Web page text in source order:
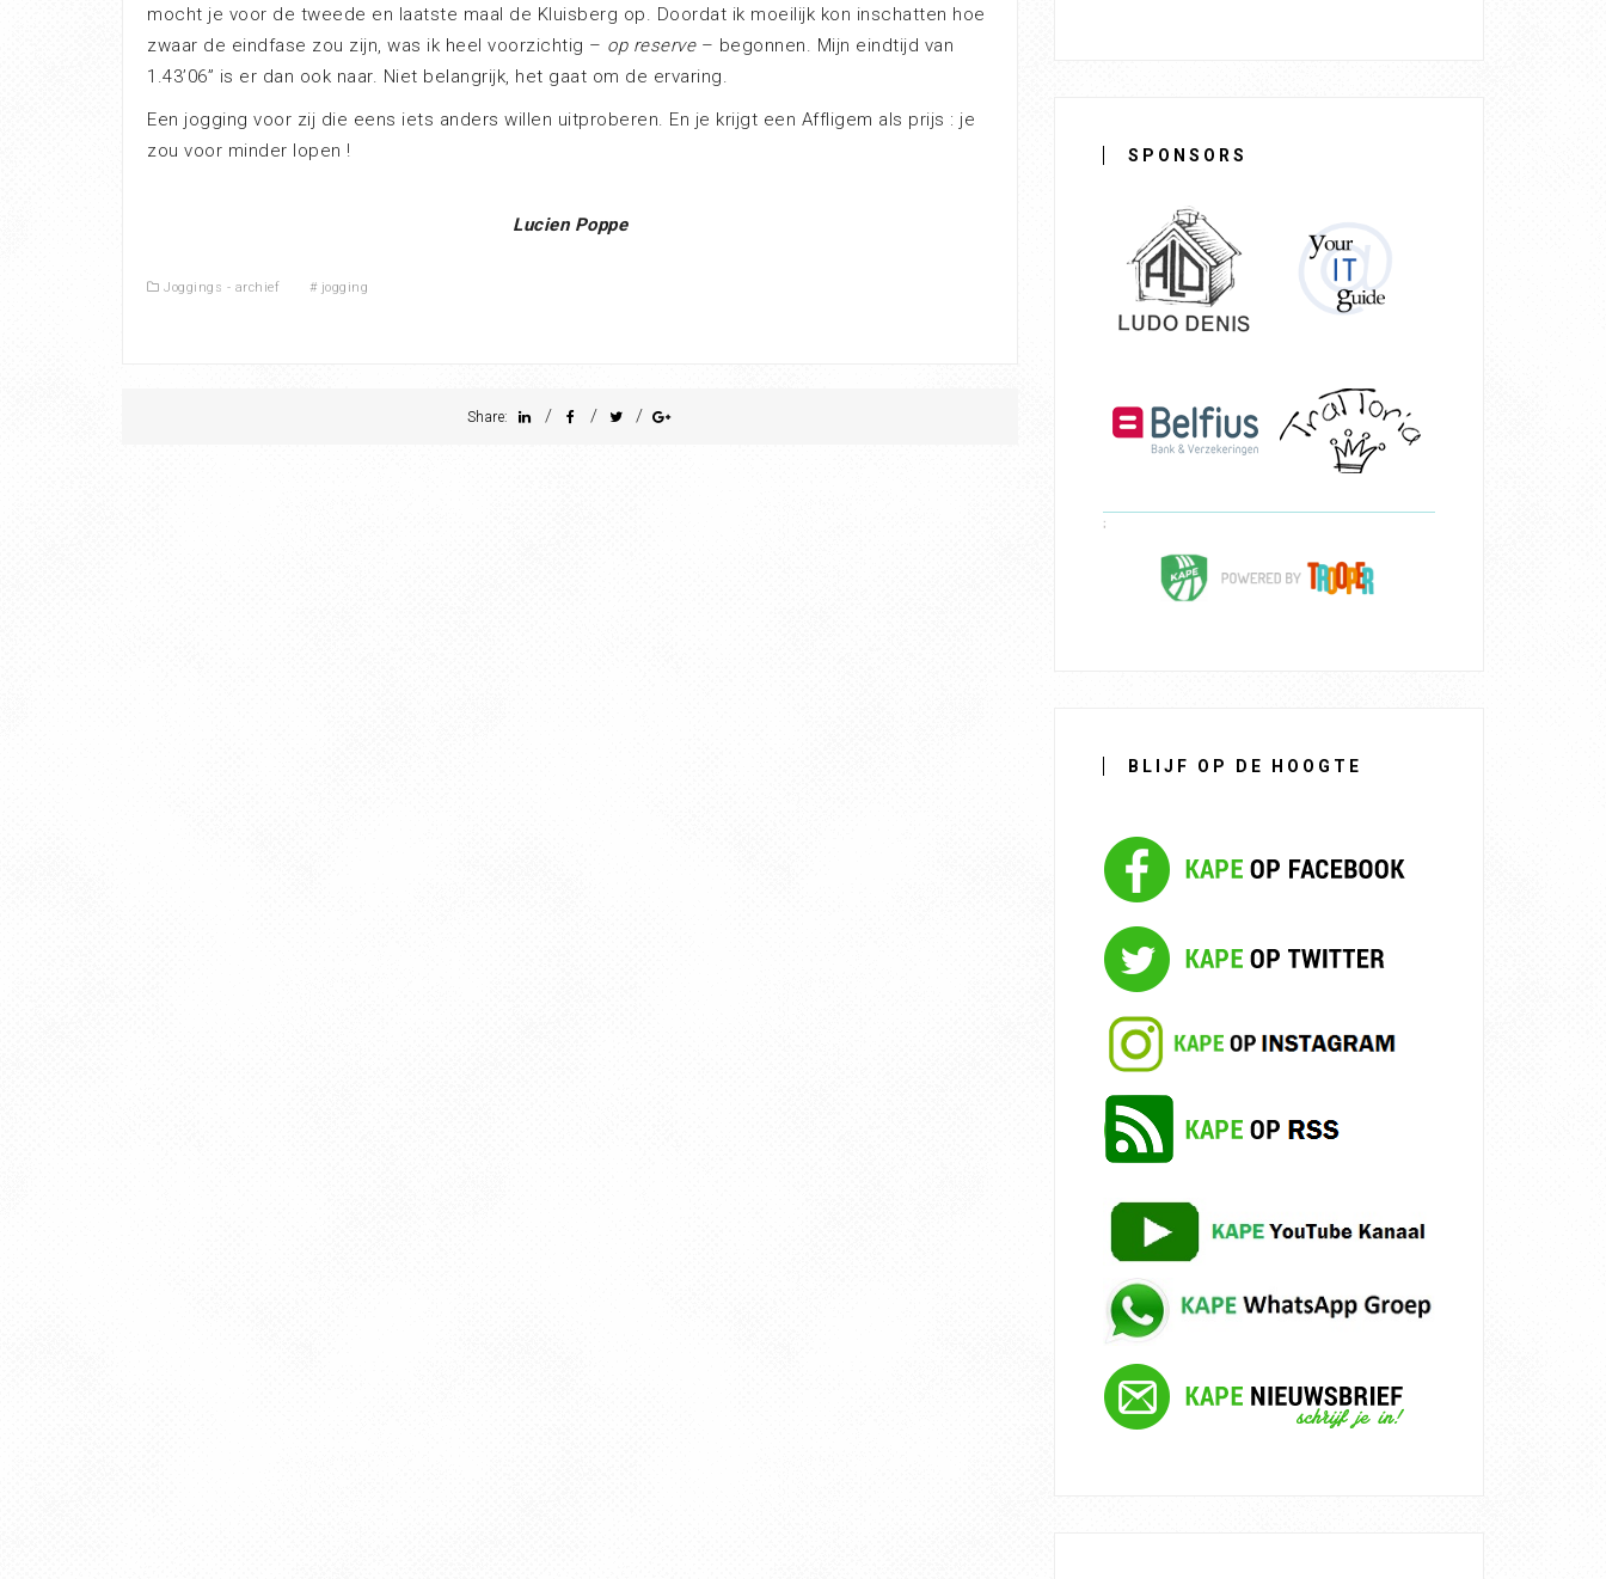
mocht je voor de tweede en laatste maal de Kluisberg op. Doordat ik moeilijk kon inschatten hoe
zwaar de eindfase zou zijn, was ik heel voorzichtig – op reserve– begonnen. Mijn eindtijd van
1.43’06” is er dan ook naar. Niet belangrijk, het gaat om de ervaring.
Een jogging voor zij die eens iets anders willen uitproberen. En je krijgt een Affligem als prijs : je
zou voor minder lopen !
Lucien Poppe
Joggings - archief # jogging
Share: / / /
SPONSORS
BLIJF OP DE HOOGTE